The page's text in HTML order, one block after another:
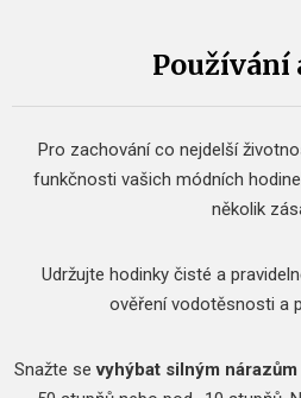
Používání
Pro zachování co nejdelší
funkčnosti vašich módních
několik
Udržujte hodinky čisté a
ověření vodotěsnosti a
Snažte sevyhýbat silným